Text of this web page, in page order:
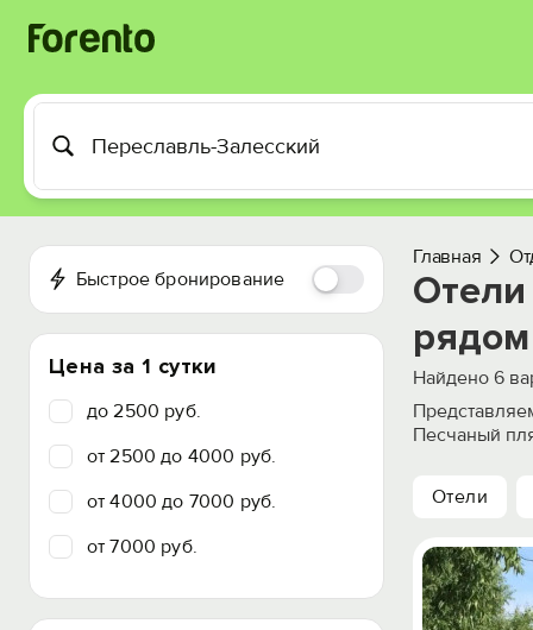
Быстрое бронирование
Цена за 1 сутки
до 2500 руб.
от 2500 до 4000 руб.
от 4000 до 7000 руб.
от 7000 руб.
Главная
Отели
Найдено 6
Песчаный
Отели